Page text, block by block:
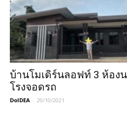
บ้านโมเดิร์นลอฟท์ 3 ห้อง
โรงจอดรถ
DoIDEA - 20/10/2021